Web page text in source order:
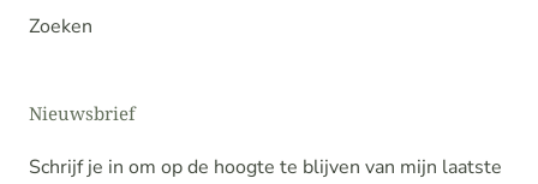
Zoeken
Nieuwsbrief
Schrijf je in om op de hoogte te blijven van mijn laatste